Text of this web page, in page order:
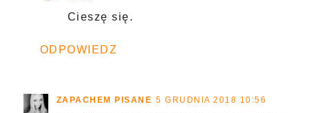
Cieszę się.
ODPOWIEDZ
ZAPACHEM PISANE 5 GRUDNIA 2018 10:56